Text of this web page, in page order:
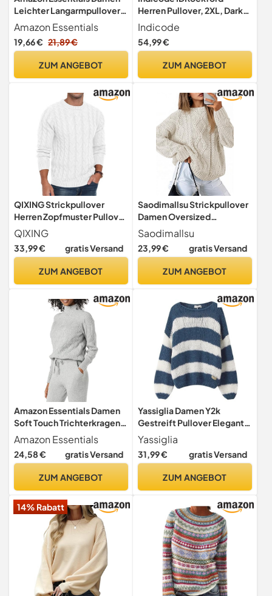
Leichter Langarmpullover
Mit Zopfmuster,
Burgunderrot, L
Amazon Essentials
19,66 € 21,89 €
ZUM ANGEBOT
Herren Pullover, 2XL, Dark
Olive (644)
Indicode
54,99 €
ZUM ANGEBOT
QIXING Strickpullover
Herren Zopfmuster Pullover
Rundhals Lässiger Langarm
Grobstrick Sweater Pulli
mit Rippenbündchen (C
QIXING
33,99 € gratis Versand
ZUM ANGEBOT
Saodimallsu Strickpullover
Damen Oversized
Grobstrick Zopfstrick
Pullover Rundhals Langarm
Einfarbig Oberteile Elegant
Winter Sweatshirt Beige S
Saodimallsu
23,99 € gratis Versand
ZUM ANGEBOT
Amazon Essentials Damen
Soft Touch Trichterkragen
Zopfpullover Grau
Heidekraut XX-Large
Amazon Essentials
24,58 € gratis Versand
ZUM ANGEBOT
Yassiglia Damen Y2k
Gestreift Pullover Elegant
Farbblock Strickpullover
Oversize Gestrickt
Sweatshirt Herbst Winter
M)
Yassiglia
31,99 € gratis Versand
ZUM ANGEBOT
14% Rabatt